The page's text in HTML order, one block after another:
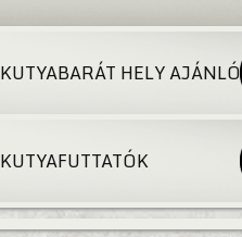
KUTYABARÁT HELY AJÁNLÓ
KUTYAFUTTATÓK